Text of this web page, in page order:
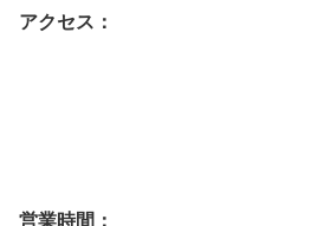
アクセス：
営業時間：